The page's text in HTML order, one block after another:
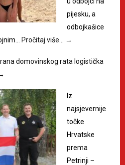
pijesku, a
odbojkašice
Pročitaj više… →
domovinskog rata logistička
Iz
najsjevernije
točke
Hrvatske
prema
Petrinji –